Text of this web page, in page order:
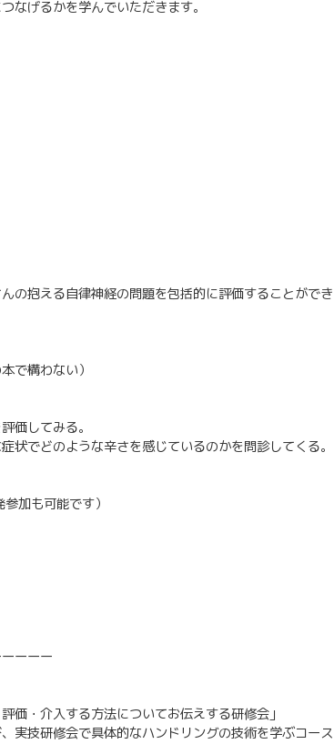
なげるかを学んでいただきます。
の抱える自律神経の問題を包括的に評価することができ
で構わない）
価してみる。
でどのような辛さを感じているのかを問診してくる。
加も可能です）
ーーー
価・介入する方法についてお伝えする研修会」
実技研修会で具体的なハンドリングの技術を学ぶコース